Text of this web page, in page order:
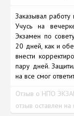
Заказывал
Учусь на
Экзамен по
20 дней, как и
внести
пару дней.
на все смог
Отзыв о НПО
отзыв оставлен на